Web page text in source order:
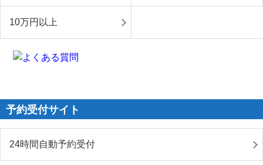
10万円以上
予約受付サイト
24時間自動予約受付